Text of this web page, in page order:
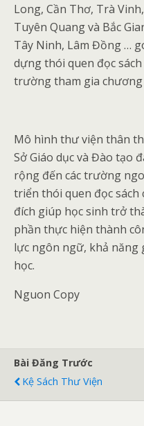
Long, Cần Thơ, Trà
Tuyên Quang và Bắc
Tây Ninh, Lâm Đồng …
dựng thói quen đọc
trường tham gia
Mô hình thư viện thân
Sở Giáo dục và Đào tạo
rộng đến các trường
triển thói quen đọc sách
đích giúp học sinh trở
phần thực hiện thành
lực ngôn ngữ, khả năng
học.
Nguon Copy
Bài Đăng Trước
Kệ Sách Thư Viện